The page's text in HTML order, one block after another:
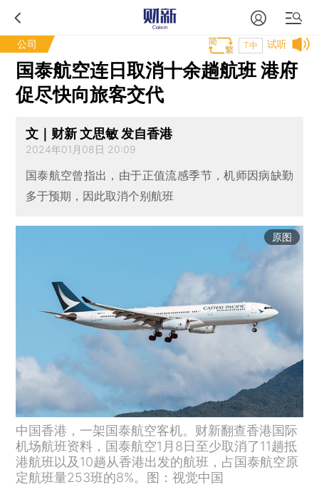
公司 试听
T中
国泰航空连日取消十余趟航班 港府
促尽快向旅客交代
文｜财新 文思敏 发自香港
2024年01月08日 20:09
国泰航空曾指出，由于正值流感季节，机师因病缺勤
多于预期，因此取消个别航班
原图
中国香港，一架国泰航空客机。财新翻查香港国际
机场航班资料，国泰航空1月8日至少取消了11趟抵
港航班以及10趟从香港出发的航班，占国泰航空原
定航班量253班的8%。图：视觉中国